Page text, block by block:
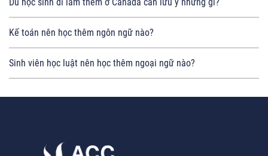
Kế toán nên học thêm ngôn ngữ nào?
Sinh viên học luật nên học thêm ngoại ngữ nào?